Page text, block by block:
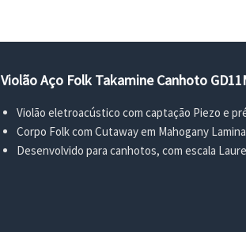
Violão Aço Folk Takamine Canhoto
Violão eletroacústico com captação Piezo e
Corpo Folk com Cutaway em Mahogany
Desenvolvido para canhotos, com escala